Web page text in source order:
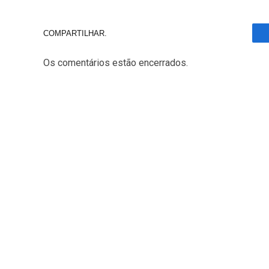
COMPARTILHAR.
Os comentários estão encerrados.